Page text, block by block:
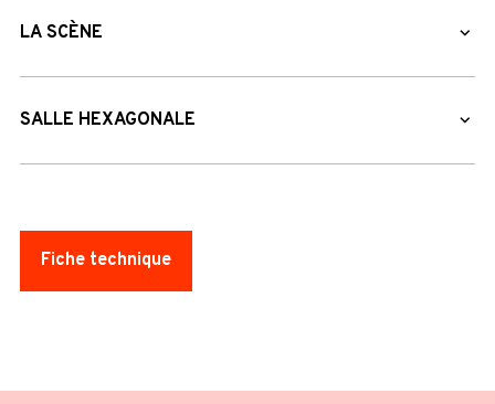
LA SCÈNE
SALLE HEXAGONALE
Fiche technique